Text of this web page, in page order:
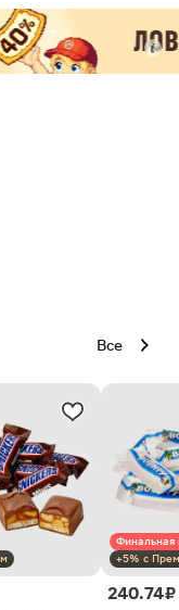
Все
Финальная
+5% с
240.74 ₽